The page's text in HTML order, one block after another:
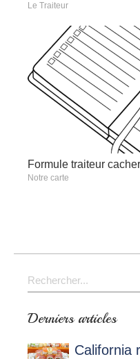
Le Traiteur
Formule traiteur cacher
Notre carte
Rechercher
Derniers articles
California